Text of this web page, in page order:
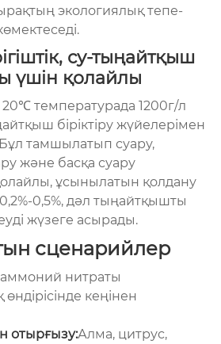
экологиялық тепе-
су-тыңайтқыш
үшін қолайлы
20℃ температурада 1200г/л
біріктіру жүйелерімен
тамшылатып суару,
және басқа суару
ұсынылатын қолдану
0,5%, дәл тыңайтқышты
жүзеге асырады.
сценарийлер
нитраты
кеңінен
отырғызу:Алма, цитрус,